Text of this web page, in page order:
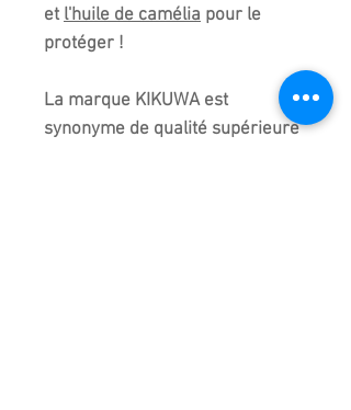
et l'huile de camélia pour le
protéger !
La marque KIKUWA est
synonyme de qualité supérieure